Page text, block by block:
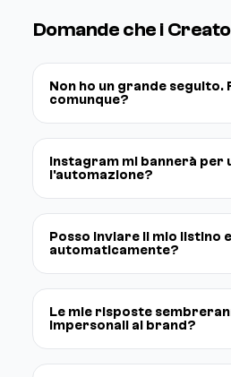
Domande che i
Non ho un grande seguito.
comunque?
Instagram mi bannerà per
l'automazione?
Posso inviare il mio listino
automaticamente?
Le mie risposte
impersonali ai brand?